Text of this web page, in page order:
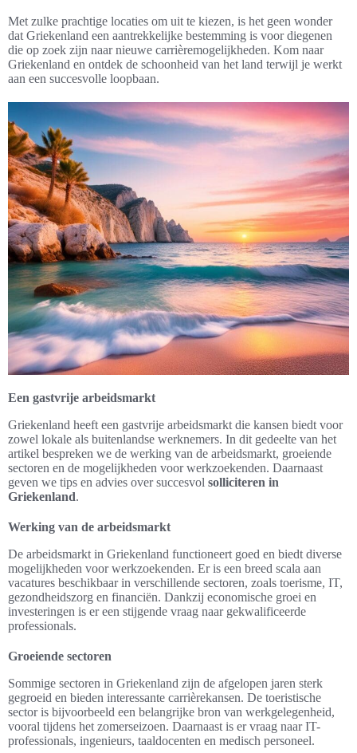
Met zulke prachtige locaties om uit te kiezen, is het geen wonder
dat Griekenland een aantrekkelijke bestemming is voor diegenen
die op zoek zijn naar nieuwe carrièremogelijkheden. Kom naar
Griekenland en ontdek de schoonheid van het land terwijl je werkt
aan een succesvolle loopbaan.
Een gastvrije arbeidsmarkt
Griekenland heeft een gastvrije arbeidsmarkt die kansen biedt voor
zowel lokale als buitenlandse werknemers. In dit gedeelte van het
artikel bespreken we de werking van de arbeidsmarkt, groeiende
sectoren en de mogelijkheden voor werkzoekenden. Daarnaast
geven we tips en advies over succesvol solliciteren in
Griekenland.
Werking van de arbeidsmarkt
De arbeidsmarkt in Griekenland functioneert goed en biedt diverse
mogelijkheden voor werkzoekenden. Er is een breed scala aan
vacatures beschikbaar in verschillende sectoren, zoals toerisme, IT,
gezondheidszorg en financiën. Dankzij economische groei en
investeringen is er een stijgende vraag naar gekwalificeerde
professionals.
Groeiende sectoren
Sommige sectoren in Griekenland zijn de afgelopen jaren sterk
gegroeid en bieden interessante carrièrekansen. De toeristische
sector is bijvoorbeeld een belangrijke bron van werkgelegenheid,
vooral tijdens het zomerseizoen. Daarnaast is er vraag naar IT-
professionals, ingenieurs, taaldocenten en medisch personeel.